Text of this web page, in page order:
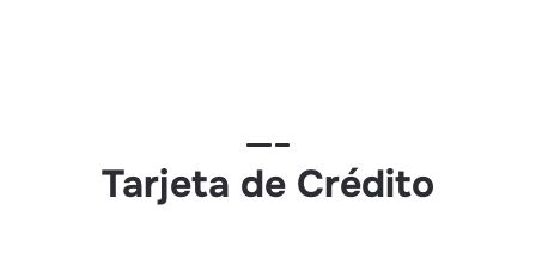
Tarjeta de Crédito